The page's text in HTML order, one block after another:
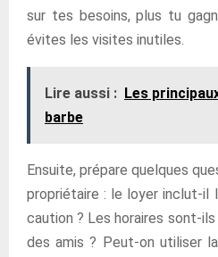
sur tes besoins, plus tu
évites les visites inutiles.
Lire aussi : Les
barbe
Ensuite, prépare quelques
propriétaire : le loyer inclut-il
caution ? Les horaires sont-
des amis ? Peut-on utiliser